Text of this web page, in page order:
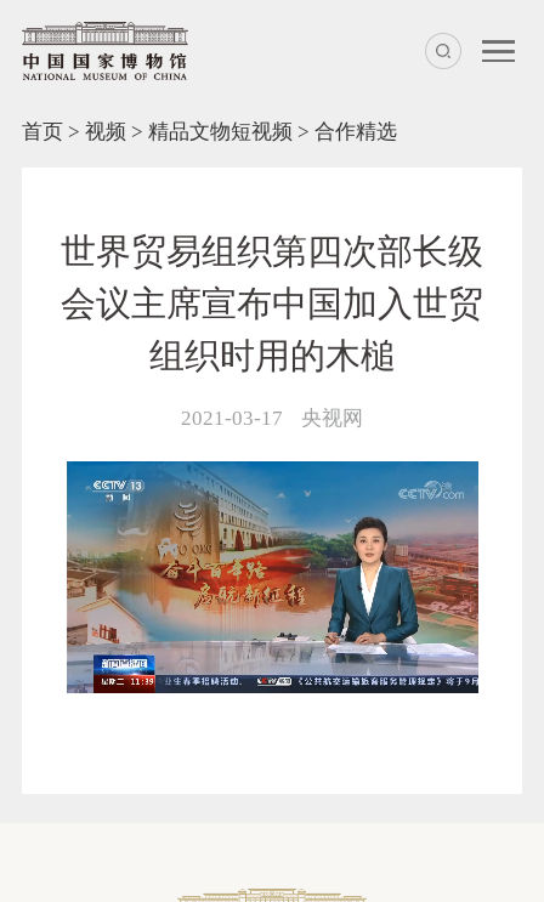
首页> 视频 > 精品文物短视频 > 合作精选
世界贸易组织第四次部长级
会议主席宣布中国加入世贸
组织时用的木槌
2021-03-17 央视网